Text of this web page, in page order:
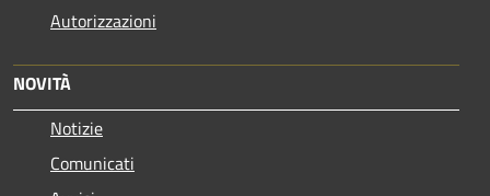
Autorizzazioni
NOVITÀ
Notizie
Comunicati